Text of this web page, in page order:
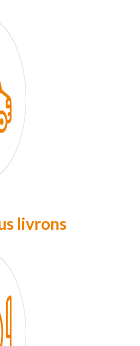
livrons